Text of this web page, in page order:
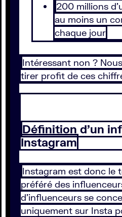
200 millions
au moins un
chaque jour
Intéressant non ?
tirer profit de ces
Définition d’un
Instagram
Instagram est donc le
préféré des
d’influenceurs se
uniquement sur Insta